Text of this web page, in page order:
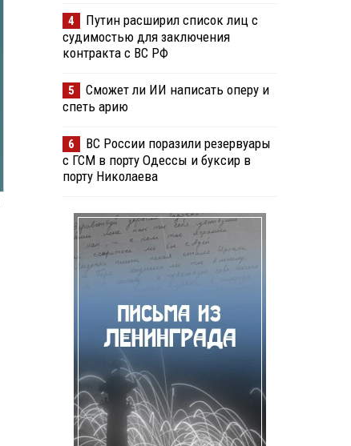
4
Путин расширил список лиц с
судимостью для заключения
контракта с ВС РФ
5
Сможет ли ИИ написать оперу и
спеть арию
6
ВС России поразили резервуары
с ГСМ в порту Одессы и буксир в
порту Николаева